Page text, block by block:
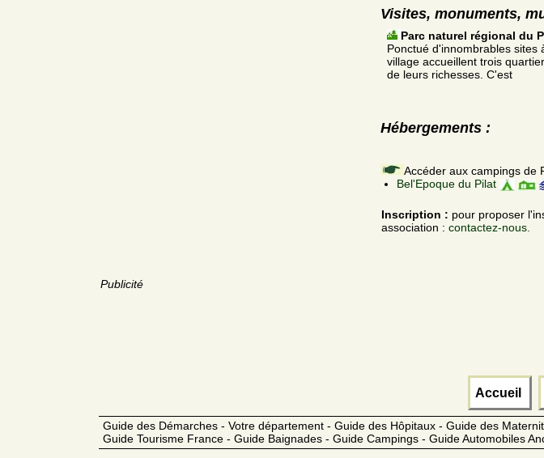
Visites, monuments,
Parc naturel régional du
Ponctué d'innombrables sites
village accueillent trois
de leurs richesses. C'est
Hébergements :
Accéder aux campings de
Bel'Epoque du Pilat
Inscription : pour proposer
association : contactez-nous.
Publicité
Accueil
Guide des Démarches - Votre département - Guide des Hôpitaux - Guide des
Guide Tourisme France - Guide Baignades - Guide Campings - Guide Automobiles